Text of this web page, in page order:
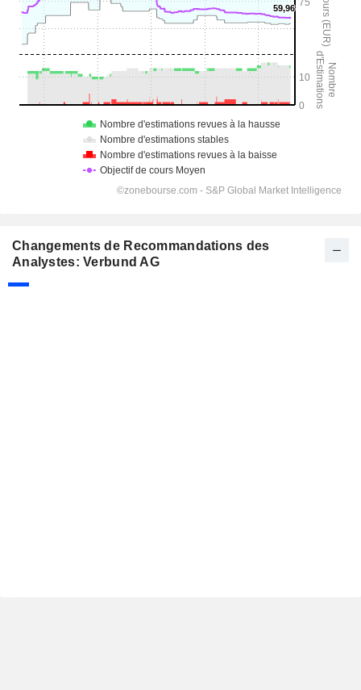
Changements de Recommandations des
Analystes: Verbund AG